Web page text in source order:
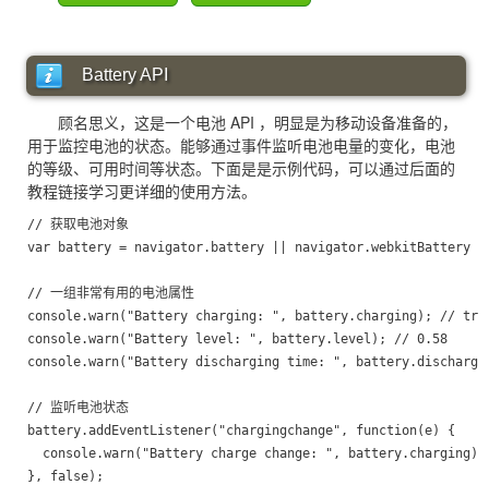
Battery API
顾名思义，这是一个电池 API ，明显是为移动设备准备的，
用于监控电池的状态。能够通过事件监听电池电量的变化，电池
的等级、可用时间等状态。下面是是示例代码，可以通过后面的
教程链接学习更详细的使用方法。
// 获取电池对象
var battery = navigator.battery || navigator.webkitBattery
// 一组非常有用的电池属性
console.warn("Battery charging: ", battery.charging); //
console.warn("Battery level: ", battery.level); // 0.58
console.warn("Battery discharging time: ",
// 监听电池状态
battery.addEventListener("chargingchange", function(e) {
  console.warn("Battery charge change: ", battery.charging);